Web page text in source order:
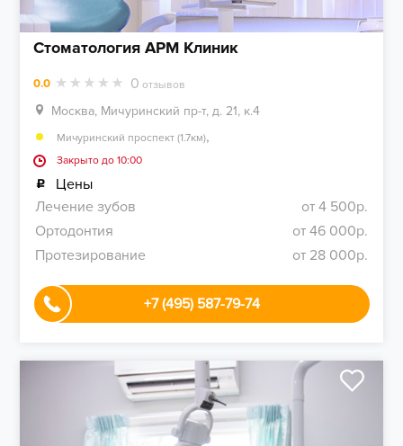
Стоматология АРМ Клиник
0.0 0 отзывов
Москва, Мичуринский пр-т, д. 21, к.4
Мичуринский проспект (1.7км),
Закрыто до 10:00
Цены
Лечение зубов
от 4 500р.
Ортодонтия
от 46 000р.
Протезирование
от 28 000р.
+7 (495) 587-79-74